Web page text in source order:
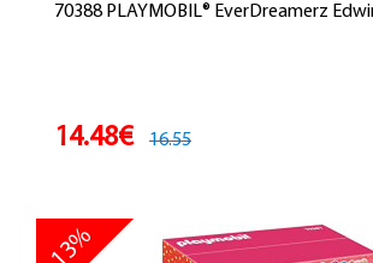
70388 PLAYMOBIL® EverDreamerz
14.48€ 16.55
-13%